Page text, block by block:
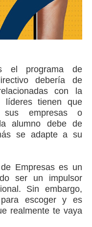
el programa de
debería de
con la
líderes tienen que
empresas o
alumno debe de
se adapte a su
Empresas es un
ser un impulsor
Sin embargo,
escoger y es
realmente te vaya